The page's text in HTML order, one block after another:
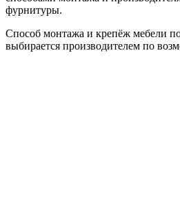
фурнитуры.
Способ монтажа и крепёж мебели
выбирается производителем по